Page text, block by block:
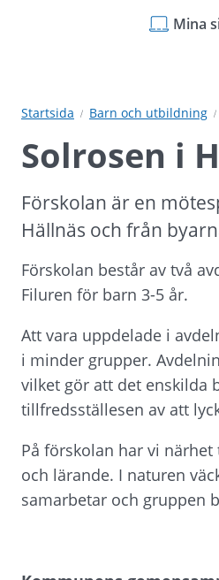
Mina
Startsida Barn och utbildning
Solrosen i
Förskolan är en
Hällnäs och från
Förskolan består av två
Filuren för barn 3-5 år.
Att vara uppdelade i
i minder grupper.
vilket gör att det enskilda
tillfredsställesen av att
På förskolan har vi
och lärande. I naturen
samarbetar och gruppen